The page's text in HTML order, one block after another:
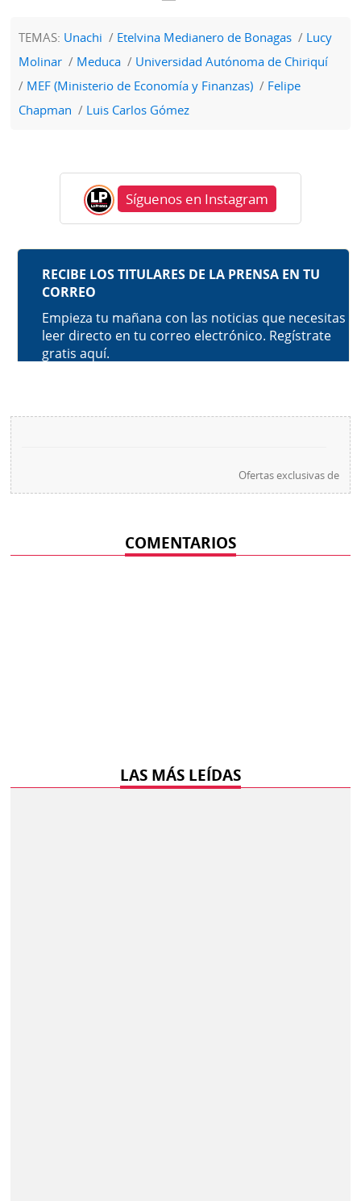
TEMAS: Unachi Etelvina Medianero de Bonagas
Lucy
Molinar
Meduca
Universidad Autónoma de Chiriquí
MEF (Ministerio de Economía y Finanzas)
Felipe
Chapman
Luis Carlos Gómez
Síguenos en Instagram
Ofertas exclusivas de
COMENTARIOS
LAS MÁS LEÍDAS